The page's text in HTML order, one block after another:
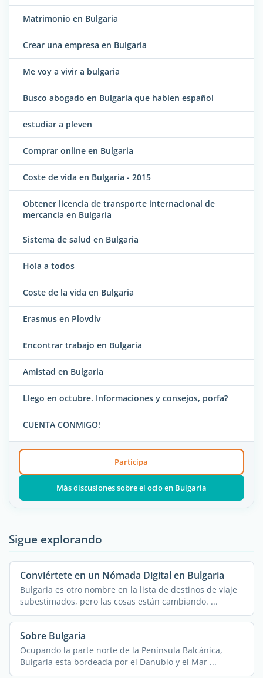
Matrimonio en Bulgaria
Crear una empresa en Bulgaria
Me voy a vivir a bulgaria
Busco abogado en Bulgaria que hablen español
estudiar a pleven
Comprar online en Bulgaria
Coste de vida en Bulgaria - 2015
Obtener licencia de transporte internacional de
mercancia en Bulgaria
Sistema de salud en Bulgaria
Hola a todos
Coste de la vida en Bulgaria
Erasmus en Plovdiv
Encontrar trabajo en Bulgaria
Amistad en Bulgaria
Llego en octubre. Informaciones y consejos, porfa?
CUENTA CONMIGO!
Participa
Más discusiones sobre el ocio en Bulgaria
Sigue explorando
Conviértete en un Nómada Digital en Bulgaria
Bulgaria es otro nombre en la lista de destinos de viaje
subestimados, pero las cosas están cambiando. ...
Sobre Bulgaria
Ocupando la parte norte de la Península Balcánica,
Bulgaria esta bordeada por el Danubio y el Mar ...